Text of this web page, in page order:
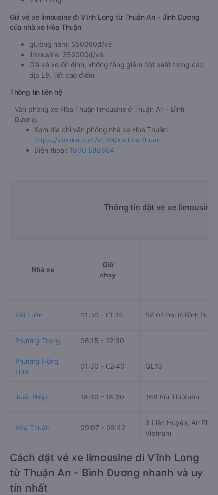
Giá vé xe limousine đi Vĩnh Long từ Thuận An - Bình Dương
của nhà xe Hòa Thuận
giường nằm: 350000đ/vé
limousine: 350000đ/vé
Giá vé xe ổn định, không tăng giảm đột xuất trong các
dịp Lễ, Tết cao điểm
Thông tin liên hệ
Văn phòng xe Hòa Thuận limousine ở Thuận An - Bình
Dương:
Xem địa chỉ văn phòng nhà xe Hòa Thuận:
https://vexere.com/vi-VN/xe-hoa-thuan
Điện thoại: 1900 888684
Thông tin đặt vé xe limousine
Nhà xe
Giờ
chạy
Hải Luân 01:00 - 01:15 Số 01 Đại lộ Bình
Phương Trang 06:15 - 22:30
Phương Hồng
Linh
01:30 - 02:40 QL13
Tuấn Hiệp 18:30 - 18:30 166 Bùi Thị Xuân
Hòa Thuận 09:07 - 09:42
9 Liên Huyện, An
Vietnam
Cách đặt vé xe limousine đi Vĩnh Long
từ Thuận An - Bình Dương nhanh và uy
tín nhất